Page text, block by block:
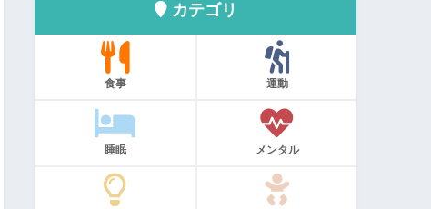
カテゴリ
食事 運動
睡眠 メンタル